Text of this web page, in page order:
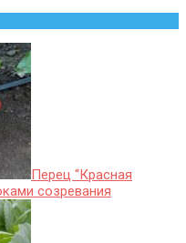
Перец “Красная
созревания